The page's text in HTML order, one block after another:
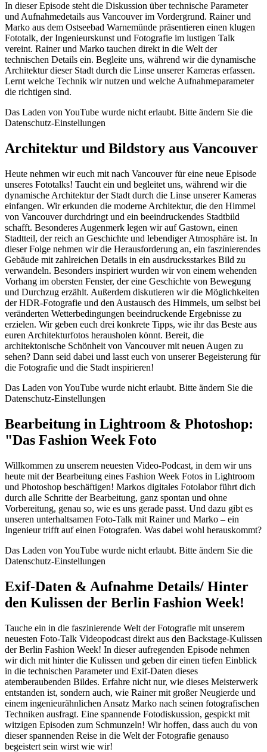
In dieser Episode steht die Diskussion über technische Parameter
und Aufnahmedetails aus Vancouver im Vordergrund. Rainer und
Marko aus dem Ostseebad Warnemünde präsentieren einen klugen
Fototalk, der Ingenieurskunst und Fotografie im lustigen Talk
vereint. Rainer und Marko tauchen direkt in die Welt der
technischen Details ein. Begleite uns, während wir die dynamische
Architektur dieser Stadt durch die Linse unserer Kameras erfassen.
Lernt welche Technik wir nutzen und welche Aufnahmeparameter
die richtigen sind.
Das Laden von YouTube wurde nicht erlaubt. Bitte ändern Sie die
Datenschutz-Einstellungen
Architektur und Bildstory aus Vancouver
Heute nehmen wir euch mit nach Vancouver für eine neue Episode
unseres Fototalks! Taucht ein und begleitet uns, während wir die
dynamische Architektur der Stadt durch die Linse unserer Kameras
einfangen. Wir erkunden die moderne Architektur, die den Himmel
von Vancouver durchdringt und ein beeindruckendes Stadtbild
schafft. Besonderes Augenmerk legen wir auf Gastown, einen
Stadtteil, der reich an Geschichte und lebendiger Atmosphäre ist. In
dieser Folge nehmen wir die Herausforderung an, ein faszinierendes
Gebäude mit zahlreichen Details in ein ausdrucksstarkes Bild zu
verwandeln. Besonders inspiriert wurden wir von einem wehenden
Vorhang im obersten Fenster, der eine Geschichte von Bewegung
und Durchzug erzählt. Außerdem diskutieren wir die Möglichkeiten
der HDR-Fotografie und den Austausch des Himmels, um selbst bei
veränderten Wetterbedingungen beeindruckende Ergebnisse zu
erzielen. Wir geben euch drei konkrete Tipps, wie ihr das Beste aus
euren Architekturfotos herausholen könnt. Bereit, die
architektonische Schönheit von Vancouver mit neuen Augen zu
sehen? Dann seid dabei und lasst euch von unserer Begeisterung für
die Fotografie und die Stadt inspirieren!
Das Laden von YouTube wurde nicht erlaubt. Bitte ändern Sie die
Datenschutz-Einstellungen
Bearbeitung in Lightroom & Photoshop:
"Das Fashion Week Foto
Willkommen zu unserem neuesten Video-Podcast, in dem wir uns
heute mit der Bearbeitung eines Fashion Week Fotos in Lightroom
und Photoshop beschäftigen! Markos digitales Fotolabor führt dich
durch alle Schritte der Bearbeitung, ganz spontan und ohne
Vorbereitung, genau so, wie es uns gerade passt. Und dazu gibt es
unseren unterhaltsamen Foto-Talk mit Rainer und Marko – ein
Ingenieur trifft auf einen Fotografen. Was dabei wohl herauskommt?
Das Laden von YouTube wurde nicht erlaubt. Bitte ändern Sie die
Datenschutz-Einstellungen
Exif-Daten & Aufnahme Details/ Hinter
den Kulissen der Berlin Fashion Week!
Tauche ein in die faszinierende Welt der Fotografie mit unserem
neuesten Foto-Talk Videopodcast direkt aus den Backstage-Kulissen
der Berlin Fashion Week! In dieser aufregenden Episode nehmen
wir dich mit hinter die Kulissen und geben dir einen tiefen Einblick
in die technischen Parameter und Exif-Daten dieses
atemberaubenden Bildes. Erfahre nicht nur, wie dieses Meisterwerk
entstanden ist, sondern auch, wie Rainer mit großer Neugierde und
einem ingenieurähnlichen Ansatz Marko nach seinen fotografischen
Techniken ausfragt. Eine spannende Fotodiskussion, gespickt mit
witzigen Episoden zum Schmunzeln! Wir hoffen, dass auch du von
dieser spannenden Reise in die Welt der Fotografie genauso
begeistert sein wirst wie wir!